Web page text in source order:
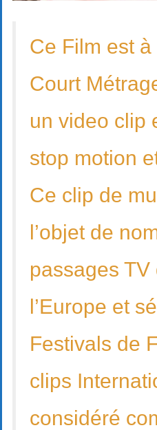
Ce Film est
Court
un video clip
stop motion
Ce clip de
l’objet de
passages TV
l’Europe et
Festivals de
clips
considéré